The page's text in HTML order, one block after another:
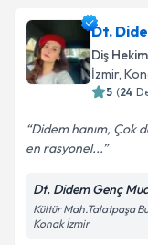
Dt.
Diş
İzmir,
5 (24
Didem hanım, Çok
en rasyonel...
Dt. Didem Genç
Kültür Mah.Talatpaşa
Konak İzmir